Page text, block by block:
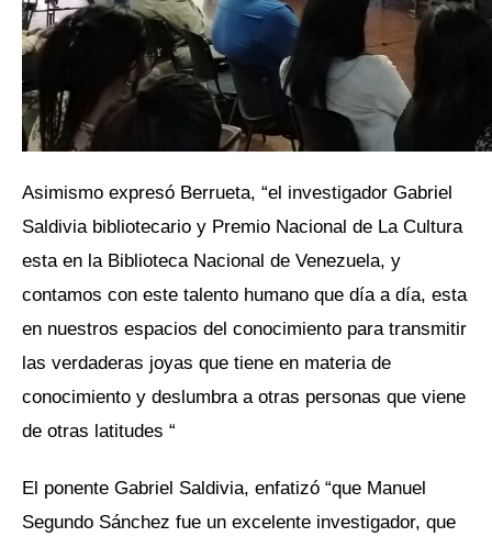
Asimismo expresó Berrueta, “el investigador Gabriel
Saldivia bibliotecario y Premio Nacional de La Cultura
esta en la Biblioteca Nacional de Venezuela, y
contamos con este talento humano que día a día, esta
en nuestros espacios del conocimiento para transmitir
las verdaderas joyas que tiene en materia de
conocimiento y deslumbra a otras personas que viene
de otras latitudes “
El ponente Gabriel Saldivia, enfatizó “que Manuel
Segundo Sánchez fue un excelente investigador, que